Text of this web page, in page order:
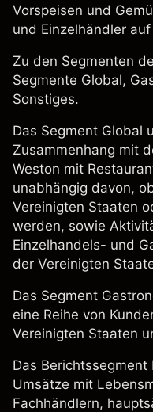
Vorspeisen und
und Einzelhändler
Zu den Segmenten
Segmente Global,
Sonstiges.
Das Segment Global
Zusammenhang mit
Weston mit
unabhängig davon,
Vereinigten Staaten
werden, sowie
Einzelhandels- und
der Vereinigten
Das Segment
eine Reihe von
Vereinigten Staaten
Das
Umsätze mit
Fachhändlern,